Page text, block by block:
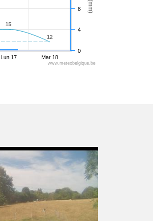
15
15
12
12
Lun 17 Mar 18
0
4
8
www.meteobelgique.be